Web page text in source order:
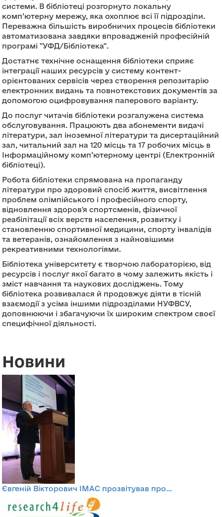
системи. В бібліотеці розгорнуто локальну
комп’ютерну мережу, яка охоплює всі її підрозділи.
Переважна більшість виробничих процесів бібліотеки
автоматизована завдяки впровадженій професійній
програмі "УФД/Бібліотека".
Достатнє технічне оснащення бібліотеки сприяє
інтеграції наших ресурсів у систему контент-
орієнтованих сервісів через створення репозитарію
електронних видань та повнотекстових документів за
допомогою оцифровування паперового варіанту.
До послуг читачів бібліотеки розгалужена система
обслуговування. Працюють два абонементи видачі
літератури, зал іноземної літератури та дисертаційний
зал, читальний зал на 120 місць та 17 робочих місць в
Інформаційному комп’ютерному центрі (Електронній
бібліотеці).
Робота бібліотеки спрямована на пропаганду
літератури про здоровий спосіб життя, висвітлення
проблем олімпійського і професійного спорту,
відновлення здоров'я спортсменів, фізичної
реабілітації всіх верств населення, розвитку і
становленню спортивної медицини, спорту інвалідів
та ветеранів, ознайомлення з найновішими
рекреативними технологіями.
Бібліотека університету є творчою лабораторією, від
ресурсів і послуг якої багато в чому залежить якість і
зміст навчання та наукових досліджень. Тому
бібліотека розвивалася й продовжує діяти в тісній
взаємодії з усіма іншими підрозділами НУФВСУ,
доповнюючи і збагачуючи їх широким спектром своєї
специфічної діяльності.
Новини
Євгеній Вікторович ІМАС прозвітував про...